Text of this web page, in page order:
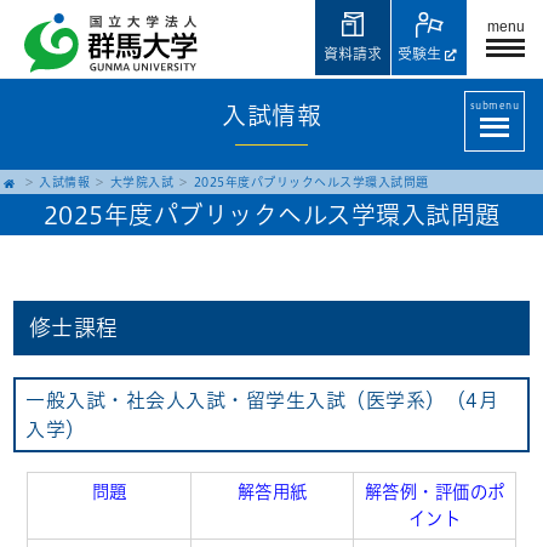
menu
受験生
資料請求
入試情報 submenu
入試情報 大学院入試 2025年度パブリックヘルス学環入試問題
2025年度パブリックヘルス学環入試問題
修士課程
一般入試・社会人入試・留学生入試（医学系）（4月
入学）
問題 解答用紙
解答例・評価のポ
イント